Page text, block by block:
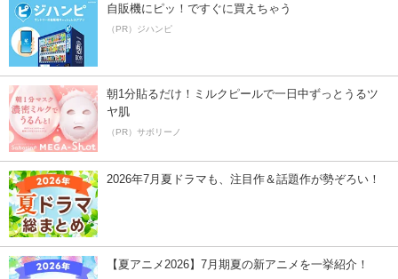
自販機にピッ！ですぐに買えちゃう
（PR）ジハンピ
朝1分貼るだけ！ミルクピールで一日中ずっとうるツ
ヤ肌
（PR）サボリーノ
2026年7月夏ドラマも、注目作＆話題作が勢ぞろい！
【夏アニメ2026】7月期夏の新アニメを一挙紹介！